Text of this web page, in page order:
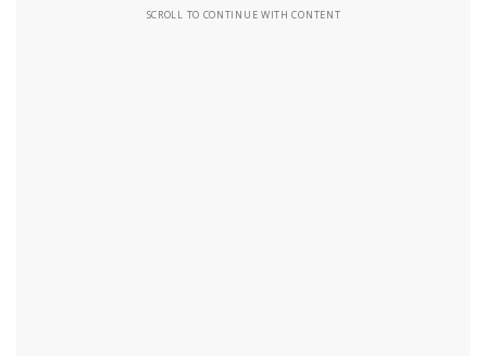
SCROLL TO CONTINUE WITH CONTENT